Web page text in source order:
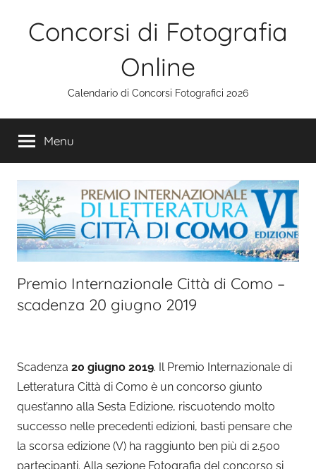
Concorsi di Fotografia
Online
Calendario di Concorsi Fotografici 2026
Menu
Premio Internazionale Città di Como –
scadenza 20 giugno 2019
Scadenza 20 giugno 2019. Il Premio Internazionale di
Letteratura Città di Como è un concorso giunto
quest’anno alla Sesta Edizione, riscuotendo molto
successo nelle precedenti edizioni, basti pensare che
la scorsa edizione (V) ha raggiunto ben più di 2.500
partecipanti. Alla sezione Fotografia del concorso si